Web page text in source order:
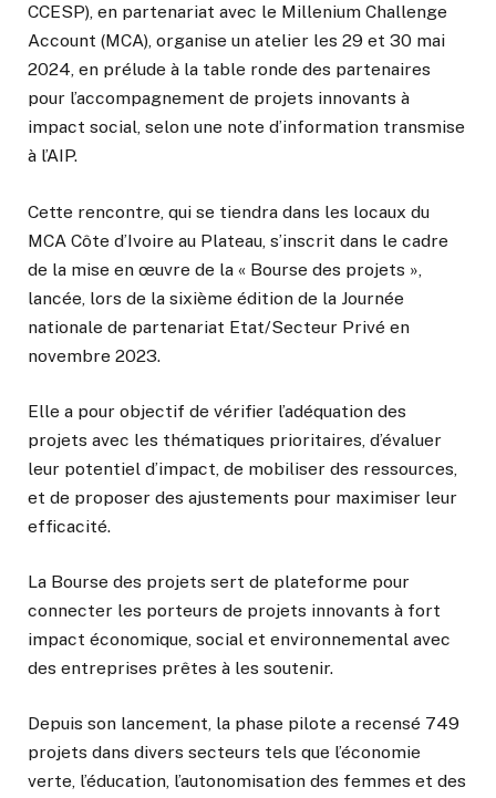
CCESP), en partenariat avec le Millenium Challenge
Account (MCA), organise un atelier les 29 et 30 mai
2024, en prélude à la table ronde des partenaires
pour l’accompagnement de projets innovants à
impact social, selon une note d’information transmise
à l’AIP.
Cette rencontre, qui se tiendra dans les locaux du
MCA Côte d’Ivoire au Plateau, s’inscrit dans le cadre
de la mise en œuvre de la « Bourse des projets »,
lancée, lors de la sixième édition de la Journée
nationale de partenariat Etat/Secteur Privé en
novembre 2023.
Elle a pour objectif de vérifier l’adéquation des
projets avec les thématiques prioritaires, d’évaluer
leur potentiel d’impact, de mobiliser des ressources,
et de proposer des ajustements pour maximiser leur
efficacité.
La Bourse des projets sert de plateforme pour
connecter les porteurs de projets innovants à fort
impact économique, social et environnemental avec
des entreprises prêtes à les soutenir.
Depuis son lancement, la phase pilote a recensé 749
projets dans divers secteurs tels que l’économie
verte, l’éducation, l’autonomisation des femmes et des